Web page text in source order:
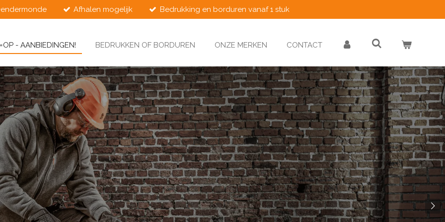
Afhalen mogelijk Bedrukking en borduren vanaf 1 stuk
- AANBIEDINGEN! BEDRUKKEN OF BORDUREN ONZE MERKEN CONTACT